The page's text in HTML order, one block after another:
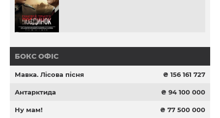
БОКС ОФІС
Мавка. Лісова пісня ₴ 156 161 727
Антарктида ₴ 94 100 000
Ну мам! ₴ 77 500 000